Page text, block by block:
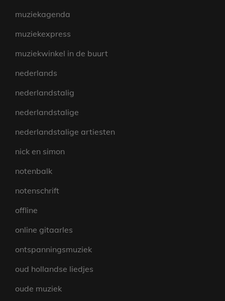
muziekagenda
muziekexpress
muziekwinkel in de buurt
nederlands
nederlandstalig
nederlandstalige
nederlandstalige artiesten
nick en simon
notenbalk
notenschrift
offline
online gitaarles
ontspanningsmuziek
oud hollandse liedjes
oude muziek